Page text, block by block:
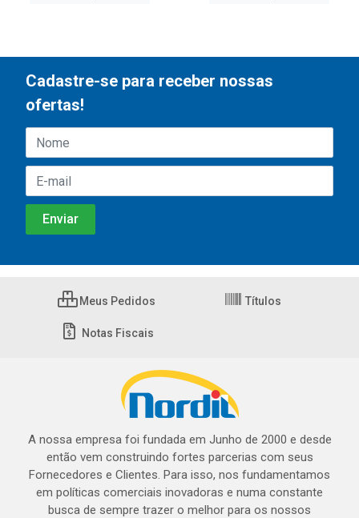
Cadastre-se para receber nossas
ofertas!
Meus Pedidos Títulos
Notas Fiscais
A nossa empresa foi fundada em Junho de 2000 e desde
então vem construindo fortes parcerias com seus
Fornecedores e Clientes. Para isso, nos fundamentamos
em políticas comerciais inovadoras e numa constante
busca de sempre trazer o melhor para os nossos